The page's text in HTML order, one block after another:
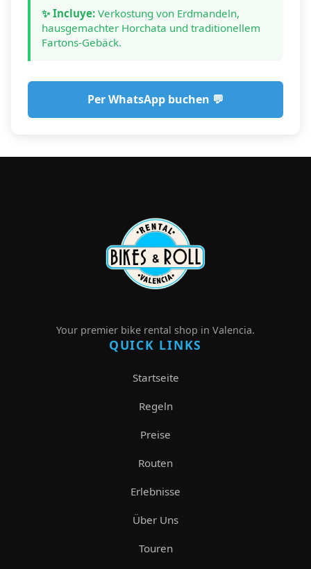
✨ Incluye: Verkostung von Erdmandeln,
hausgemachter Horchata und traditionellem
Fartons-Gebäck.
Per WhatsApp buchen 💬
Your premier bike rental shop in Valencia.
QUICK LINKS
Startseite
Regeln
Preise
Routen
Erlebnisse
Über Uns
Touren